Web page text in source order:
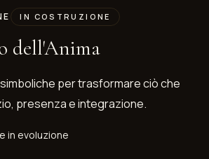
IN COSTRUZIONE
dell'Anima
per trasformare ciò che
presenza e integrazione.
in evoluzione